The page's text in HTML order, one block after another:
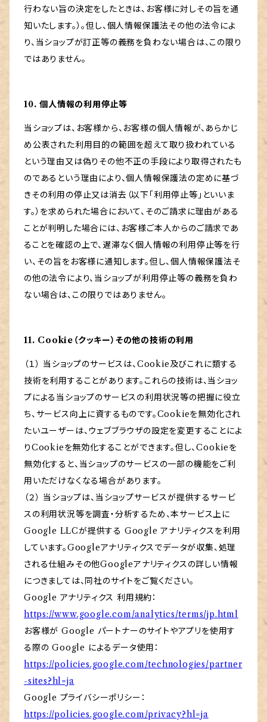
行わない旨の決定をしたときは、お客様に対しその旨を通
知いたします。）。但し、個人情報保護法その他の法令によ
り、当ショップが訂正等の義務を負わない場合は、この限り
ではありません。
10. 個人情報の利用停止等
当ショップは、お客様から、お客様の個人情報が、あらかじ
め公表された利用目的の範囲を超えて取り扱われている
という理由又は偽りその他不正の手段により取得されたも
のであるという理由により、個人情報保護法の定めに基づ
きその利用の停止又は消去（以下「利用停止等」といいま
す。）を求められた場合において、そのご請求に理由がある
ことが判明した場合には、お客様ご本人からのご請求であ
ることを確認の上で、遅滞なく個人情報の利用停止等を行
い、その旨をお客様に通知します。但し、個人情報保護法そ
の他の法令により、当ショップが利用停止等の義務を負わ
ない場合は、この限りではありません。
11. Cookie（クッキー）その他の技術の利用
（１） 当ショップのサービスは、Cookie及びこれに類する
技術を利用することがあります。これらの技術は、当ショッ
プによる当ショップのサービスの利用状況等の把握に役立
ち、サービス向上に資するものです。Cookieを無効化され
たいユーザーは、ウェブブラウザの設定を変更することによ
りCookieを無効化することができます。但し、Cookieを
無効化すると、当ショップのサービスの一部の機能をご利
用いただけなくなる場合があります。
（２） 当ショップは、当ショップサービスが提供するサービ
スの利用状況等を調査・分析するため、本サービス上に
Google LLCが提供する Google アナリティクスを利用
しています。Googleアナリティクスでデータが収集、処理
される仕組みその他Googleアナリティクスの詳しい情報
につきましては、同社のサイトをご覧ください。
Google アナリティクス 利用規約：
https://www.google.com/analytics/terms/jp.html
お客様が Google パートナーのサイトやアプリを使用す
る際の Google によるデータ使用：
https://policies.google.com/technologies/partner
-sites?hl=ja
Google プライバシーポリシー：
https://policies.google.com/privacy?hl=ja